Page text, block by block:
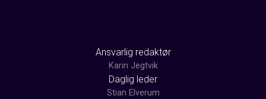
Ansvarlig redaktør
Karin Jegtvik
Daglig leder
Stian Elverum